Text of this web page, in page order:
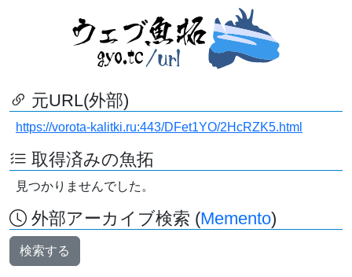
元URL(外部)
https://vorota-kalitki.ru:443/DFet1YO/2HcRZK5.html
取得済みの魚拓
見つかりませんでした。
外部アーカイブ検索 (Memento)
検索する